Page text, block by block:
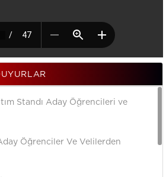
Standı Aday Öğrencileri ve
Öğrenciler Ve Velilerden